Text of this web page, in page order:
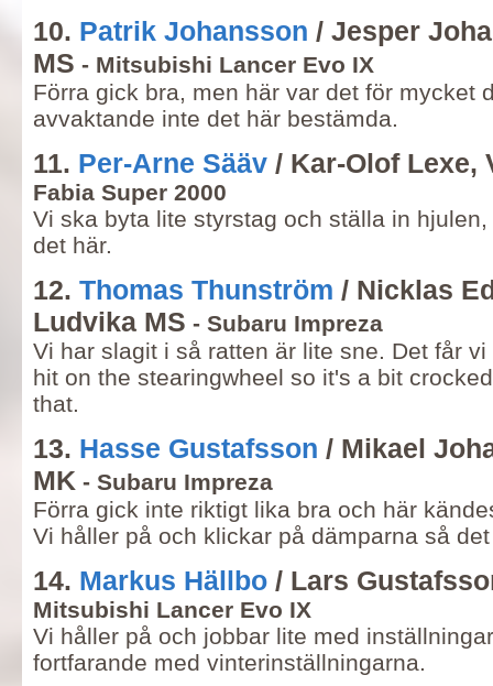
10. Patrik Johansson / Jesper
MS - Mitsubishi Lancer Evo IX
Förra gick bra, men här var det för mycket
avvaktande inte det här bestämda.
11. Per-Arne Sääv / Kar-Olof Lexe,
Fabia Super 2000
Vi ska byta lite styrstag och ställa in
det här.
12. Thomas Thunström / Nicklas
Ludvika MS - Subaru Impreza
Vi har slagit i så ratten är lite sne. Det får
hit on the stearingwheel so it's a bit
that.
13. Hasse Gustafsson / Mikael
MK - Subaru Impreza
Förra gick inte riktigt lika bra och här
Vi håller på och klickar på dämparna så
14. Markus Hällbo / Lars
Mitsubishi Lancer Evo IX
Vi håller på och jobbar lite med
fortfarande med vinterinställningarna.